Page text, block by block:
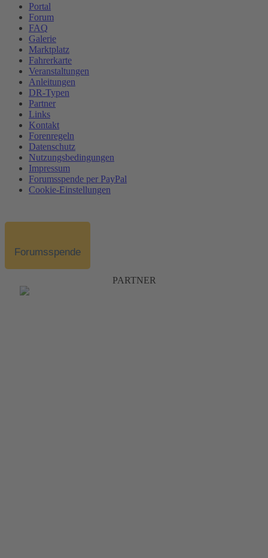
Portal
Forum
FAQ
Galerie
Marktplatz
Fahrerkarte
Veranstaltungen
Anleitungen
DR-Typen
Partner
Links
Kontakt
Forenregeln
Datenschutz
Nutzungsbedingungen
Impressum
Forumsspende per PayPal
Cookie-Einstellungen
Forumsspende
PARTNER